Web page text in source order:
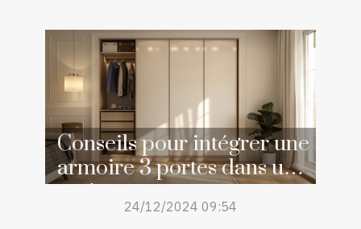
Conseils pour intégrer une
armoire 3 portes dans un
petit espace
24/12/2024 09:54